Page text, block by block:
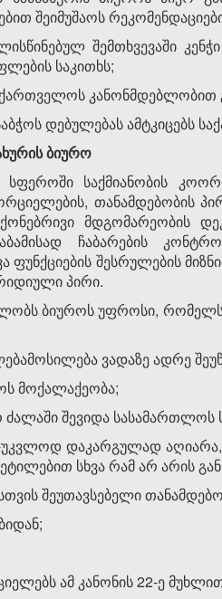
შეიმუშაოს
შემთხვევაში
საკითხს;
კანონმდებლობით
დებულებას ამტკიცებს
ბიურო
სფეროში საქმიანობის
თანამდებობის
ქონებრივი
ჩაბარების
ფუნქციების შესრულების
პირი.
ბიუროს უფროსი,
ვადაზე ადრე
მოქალაქეობა;
ძალაში შევიდა
უკვლოდ დაკარგულად
სხვა რამ არ არის
შეუთავსებელი
ამ კანონის 22-ე